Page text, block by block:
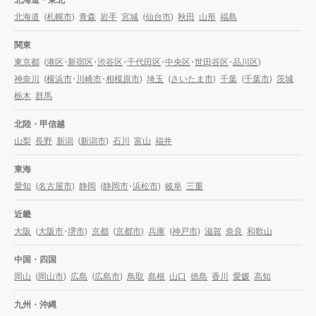
北海道 (札幌市) 青森 岩手 宮城 (仙台市) 秋田 山形 福島
関東
東京都 (港区・新宿区・渋谷区・千代田区・中央区・世田谷区・品川区)
神奈川 (横浜市・川崎市・相模原市) 埼玉 (さいたま市) 千葉 (千葉市) 茨城
栃木 群馬
北陸・甲信越
山梨 長野 新潟 (新潟市) 石川 富山 福井
東海
愛知 (名古屋市) 静岡 (静岡市・浜松市) 岐阜 三重
近畿
大阪 (大阪市・堺市) 京都 (京都市) 兵庫 (神戸市) 滋賀 奈良 和歌山
中国・四国
岡山 (岡山市) 広島 (広島市) 鳥取 島根 山口 徳島 香川 愛媛 高知
九州・沖縄